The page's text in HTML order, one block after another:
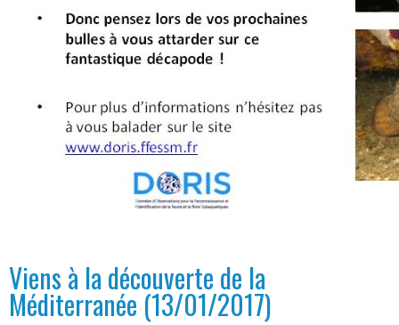
Viens à la découverte de la
Méditerranée (13/01/2017)